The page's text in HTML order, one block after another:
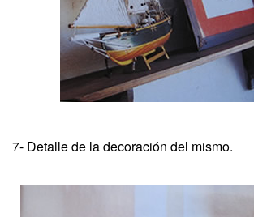
7- Detalle de la decoración del mismo.